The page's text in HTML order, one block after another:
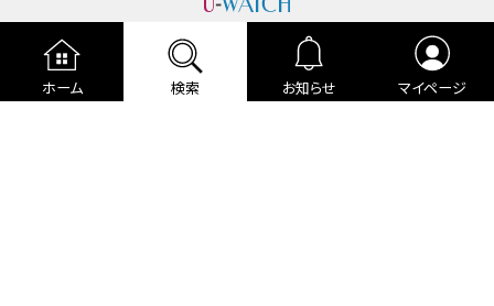
ホーム 検索 お知らせ マイページ
運営者情報 プライバシーポリシー
cookieポリシー
利用規約
ご利用ガイド 編集部より
広告掲載について